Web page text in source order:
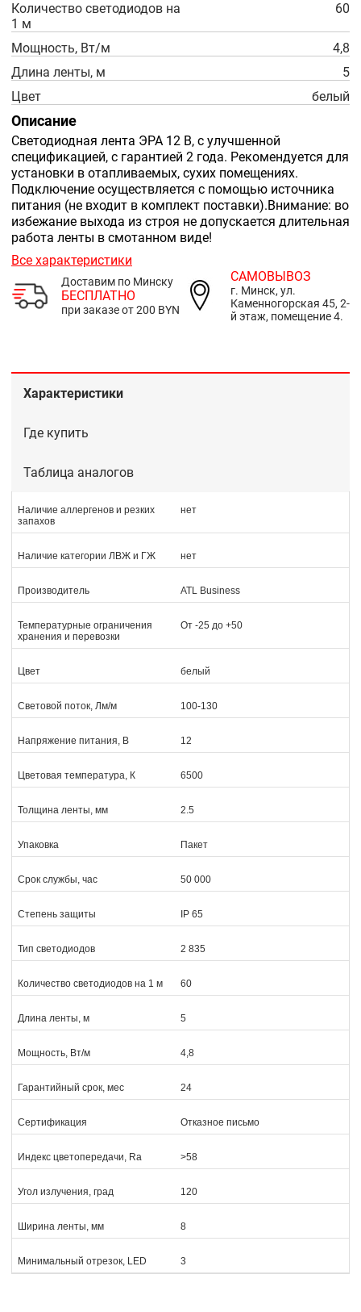
Количество светодиодов на
1 м
60
Мощность, Вт/м
4,8
Длина ленты, м
5
Цвет
белый
Описание
Светодиодная лента ЭРА 12 В, с улучшенной
спецификацией, с гарантией 2 года. Рекомендуется для
установки в отапливаемых, сухих помещениях.
Подключение осуществляется с помощью источника
питания (не входит в комплект поставки).Внимание: во
избежание выхода из строя не допускается длительная
работа ленты в смотанном виде!
Все характеристики
Доставим по Минску
БЕСПЛАТНО
при заказе от 200 BYN
САМОВЫВОЗ
г. Минск, ул.
Каменногорская 45, 2-
й этаж, помещение 4.
Характеристики
Где купить
Таблица аналогов
Наличие аллергенов и резких
запахов
нет
Наличие категории ЛВЖ и ГЖ нет
Производитель ATL Business
Температурные ограничения
хранения и перевозки
От -25 до +50
Цвет белый
Световой поток, Лм/м 100-130
Напряжение питания, В 12
Цветовая температура, К 6500
Толщина ленты, мм 2.5
Упаковка Пакет
Срок службы, час 50 000
Степень защиты IP 65
Тип светодиодов 2 835
Количество светодиодов на 1 м 60
Длина ленты, м 5
Мощность, Вт/м 4,8
Гарантийный срок, мес 24
Сертификация Отказное письмо
Индекс цветопередачи, Ra >58
Угол излучения, град 120
Ширина ленты, мм 8
Минимальный отрезок, LED 3